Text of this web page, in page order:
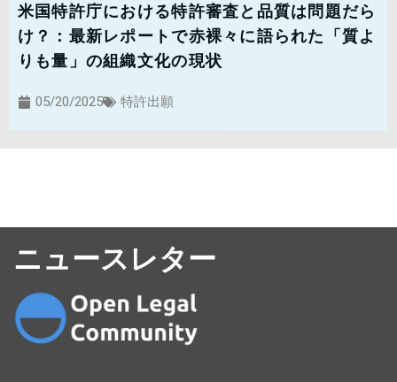
米国特許庁における特許審査と品質は問題だら
け？：最新レポートで赤裸々に語られた「質よ
りも量」の組織文化の現状
05/20/2025 特許出願
ニュースレター